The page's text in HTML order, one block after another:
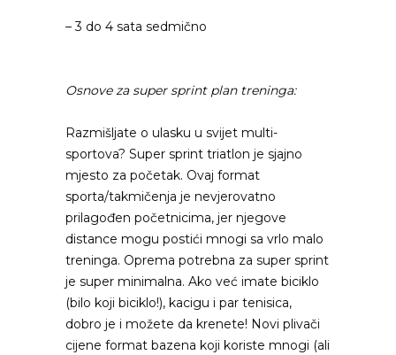
– 3 do 4 sata sedmično
Osnove za super sprint plan treninga:
Razmišljate o ulasku u svijet multi-
sportova? Super sprint triatlon je sjajno
mjesto za početak. Ovaj format
sporta/takmičenja je nevjerovatno
prilagođen početnicima, jer njegove
distance mogu postići mnogi sa vrlo malo
treninga. Oprema potrebna za super sprint
je super minimalna. Ako već imate biciklo
(bilo koji biciklo!), kacigu i par tenisica,
dobro je i možete da krenete! Novi plivači
cijene format bazena koji koriste mnogi (ali